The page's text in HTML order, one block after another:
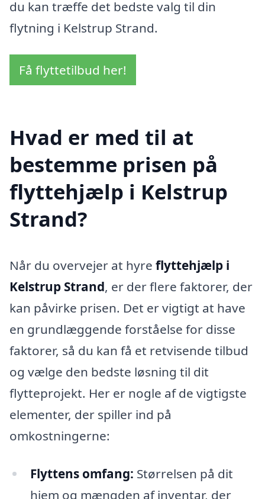
du kan træffe det bedste valg til din
flytning i Kelstrup Strand.
Få flyttetilbud her!
Hvad er med til at
bestemme prisen på
flyttehjælp i Kelstrup
Strand?
Når du overvejer at hyre flyttehjælp i
Kelstrup Strand, er der flere faktorer, der
kan påvirke prisen. Det er vigtigt at have
en grundlæggende forståelse for disse
faktorer, så du kan få et retvisende tilbud
og vælge den bedste løsning til dit
flytteprojekt. Her er nogle af de vigtigste
elementer, der spiller ind på
omkostningerne:
Flyttens omfang: Størrelsen på dit
hjem og mængden af inventar, der